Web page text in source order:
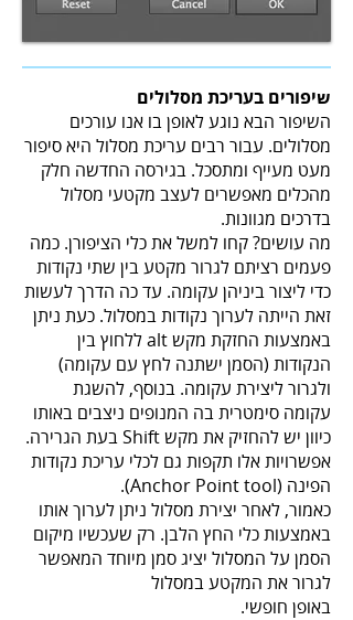
שיפורים בעריכת מסלולים
השיפור הבא נוגע לאופן בו אנו עורכים
מסלולים. עבור רבים עריכת מסלול היא סיפור
מעט מעייף ומתסכל. בגירסה החדשה חלק
מהכלים מאפשרים לעצב מקטעי מסלול
בדרכים מגוונות.
מה עושים? קחו למשל את כלי הציפורן. כמה
פעמים רציתם לגרור מקטע בין שתי נקודות
כדי ליצור ביניהן עקומה. עד כה הדרך לעשות
זאת הייתה לערוך נקודות במסלול. כעת ניתן
באמצעות החזקת מקש alt ללחוץ בין
הנקודות (הסמן ישתנה לחץ עם עקומה)
ולגרור ליצירת עקומה. בנוסף, להשגת
עקומה סימטרית בה המנופים ניצבים באותו
כיוון יש להחזיק את מקש Shift בעת הגרירה.
אפשרויות אלו תקפות גם לכלי עריכת נקודות
הפינה (Anchor Point tool).
כאמור, לאחר יצירת מסלול ניתן לערוך אותו
באמצעות כלי החץ הלבן. רק שעכשיו מיקום
הסמן על המסלול יציג סמן מיוחד המאפשר
לגרור את המקטע במסלול
באופן חופשי.